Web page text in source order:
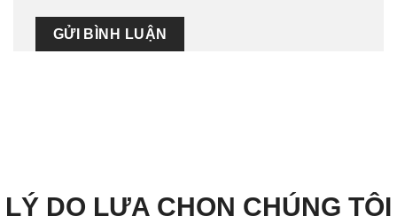
LÝ DO LỰA CHỌN CHÚNG TÔI